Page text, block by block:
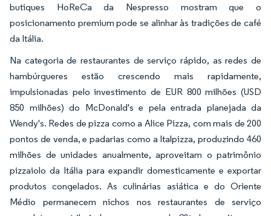
butiques HoReCa da Nespresso mostram que o
posicionamento premium pode se alinhar às tradições de café
da Itália.
Na categoria de restaurantes de serviço rápido, as redes de
hambúrgueres estão crescendo mais rapidamente,
impulsionadas pelo investimento de EUR 800 milhões (USD
850 milhões) do McDonald's e pela entrada planejada da
Wendy's. Redes de pizza como a Alice Pizza, com mais de 200
pontos de venda, e padarias como a Italpizza, produzindo 460
milhões de unidades anualmente, aproveitam o patrimônio
pizzaiolo da Itália para expandir domesticamente e exportar
produtos congelados. As culinárias asiática e do Oriente
Médio permanecem nichos nos restaurantes de serviço